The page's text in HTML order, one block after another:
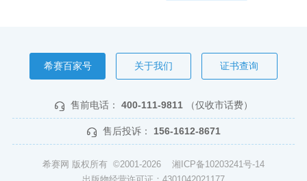
希赛百家号 关于我们 证书查询
售前电话： 400-111-9811 （仅收市话费）
售后投诉： 156-1612-8671
希赛网 版权所有 ©2001-2026 湘ICP备10203241号-14